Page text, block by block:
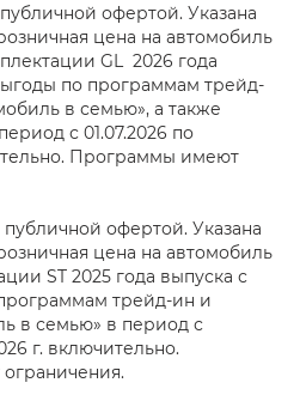
офертой. Указана
цена на автомобиль
GL 2026 года
по программам трейд-
в семью», а также
с 01.07.2026 по
Программы имеют
офертой. Указана
цена на автомобиль
ST 2025 года выпуска с
трейд-ин и
в семью» в период с
г. включительно.